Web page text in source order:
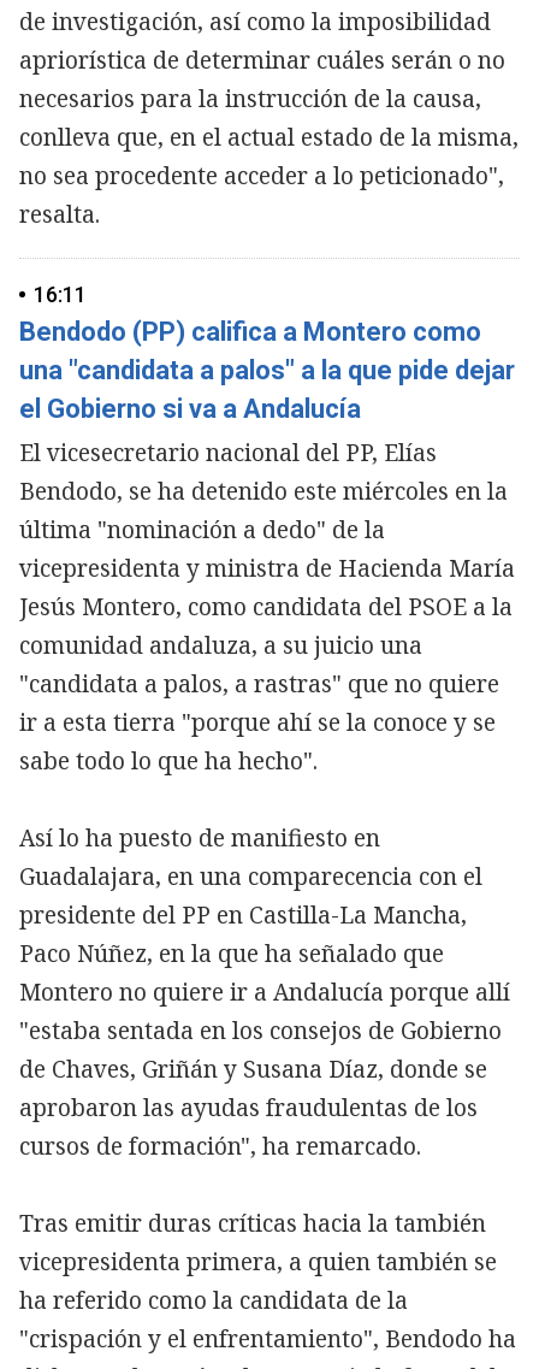
de investigación, así como la imposibilidad
apriorística de determinar cuáles serán o no
necesarios para la instrucción de la causa,
conlleva que, en el actual estado de la misma,
no sea procedente acceder a lo peticionado",
resalta.
16:11
Bendodo (PP) califica a Montero como
una "candidata a palos" a la que pide dejar
el Gobierno si va a Andalucía
El vicesecretario nacional del PP, Elías
Bendodo, se ha detenido este miércoles en la
última "nominación a dedo" de la
vicepresidenta y ministra de Hacienda María
Jesús Montero, como candidata del PSOE a la
comunidad andaluza, a su juicio una
"candidata a palos, a rastras" que no quiere
ir a esta tierra "porque ahí se la conoce y se
sabe todo lo que ha hecho".
Así lo ha puesto de manifiesto en
Guadalajara, en una comparecencia con el
presidente del PP en Castilla-La Mancha,
Paco Núñez, en la que ha señalado que
Montero no quiere ir a Andalucía porque allí
"estaba sentada en los consejos de Gobierno
de Chaves, Griñán y Susana Díaz, donde se
aprobaron las ayudas fraudulentas de los
cursos de formación", ha remarcado.
Tras emitir duras críticas hacia la también
vicepresidenta primera, a quien también se
ha referido como la candidata de la
"crispación y el enfrentamiento", Bendodo ha